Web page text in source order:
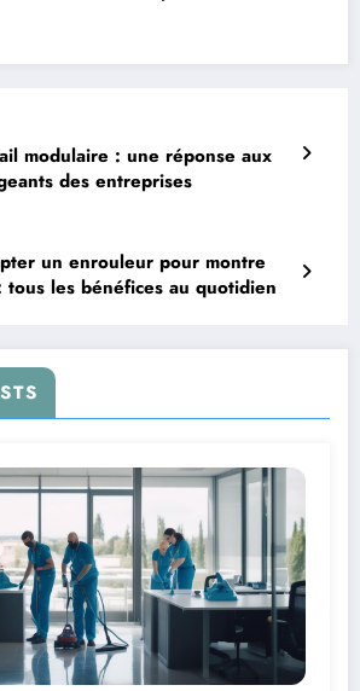
modulaire : une réponse aux
des entreprises
un enrouleur pour montre
tous les bénéfices au quotidien